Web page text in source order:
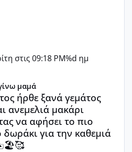
στις 09:18 PM%d ημ
γεμάτος γέλια και ανεμελιά
μαμά
ήρθε ξανά γεμάτος
ανεμελιά μακάρι
να αφήσει το πιο
για την καθεμιά